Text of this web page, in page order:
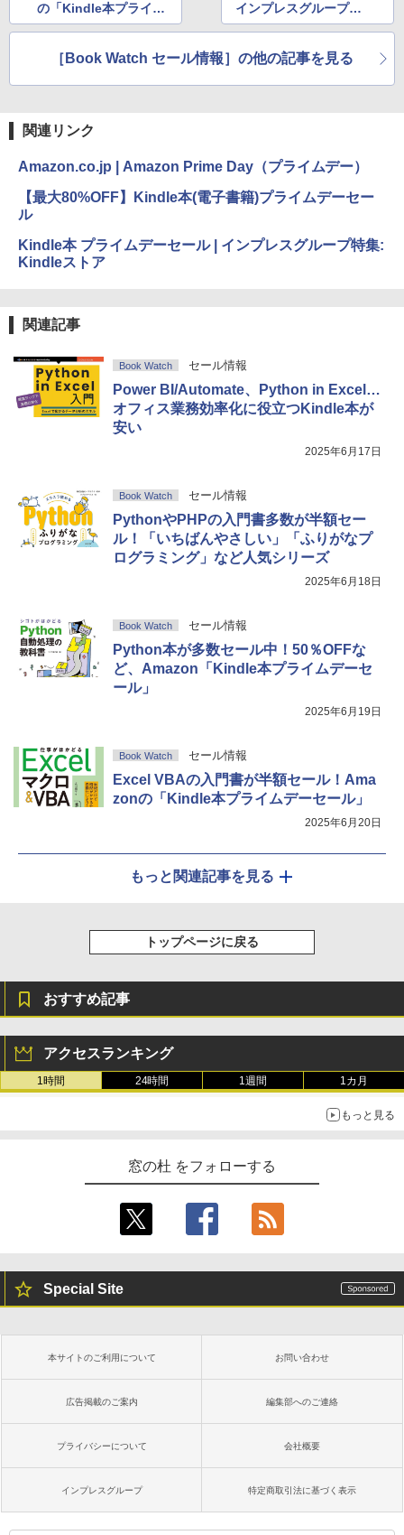
の「Kindle本プライム
デーセール」
インプレスグループの
Kindle本がセール
［Book Watch セール情報］の他の記事を見る
関連リンク
Amazon.co.jp | Amazon Prime Day（プライムデー）
【最大80%OFF】Kindle本(電子書籍)プライムデーセー
ル
Kindle本 プライムデーセール | インプレスグループ特集:
Kindleストア
関連記事
Book Watch セール情報
Power BI/Automate、Python in Excel…
オフィス業務効率化に役立つKindle本が
安い
2025年6月17日
Book Watch セール情報
PythonやPHPの入門書多数が半額セー
ル！「いちばんやさしい」「ふりがなプ
ログラミング」など人気シリーズ
2025年6月18日
Book Watch セール情報
Python本が多数セール中！50％OFFな
ど、Amazon「Kindle本プライムデーセ
ール」
2025年6月19日
Book Watch セール情報
Excel VBAの入門書が半額セール！Ama
zonの「Kindle本プライムデーセール」
2025年6月20日
もっと関連記事を見る
トップページに戻る
おすすめ記事
アクセスランキング
1時間 24時間 1週間 1カ月
もっと見る
窓の杜 をフォローする
Special Site
本サイトのご利用について お問い合わせ
広告掲載のご案内 編集部へのご連絡
プライバシーについて 会社概要
インプレスグループ 特定商取引法に基づく表示